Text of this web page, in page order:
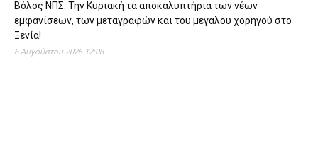
Βόλος ΝΠΣ: Την Κυριακή τα αποκαλυπτήρια των νέων
εμφανίσεων, των μεταγραφών και του μεγάλου χορηγού στο
Ξενία!
6 Αυγούστου 2026 12:08